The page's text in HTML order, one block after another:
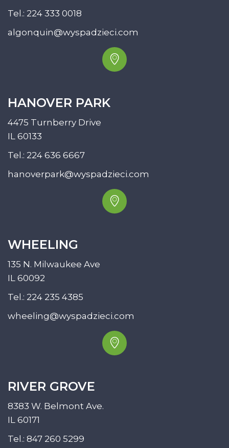
Tel.: 224 333 0018
algonquin@wyspadzieci.com
HANOVER PARK
4475 Turnberry Drive
IL 60133
Tel.: 224 636 6667
hanoverpark@wyspadzieci.com
WHEELING
135 N. Milwaukee Ave
IL 60092
Tel.: 224 235 4385
wheeling@wyspadzieci.com
RIVER GROVE
8383 W. Belmont Ave.
IL 60171
Tel.: 847 260 5299